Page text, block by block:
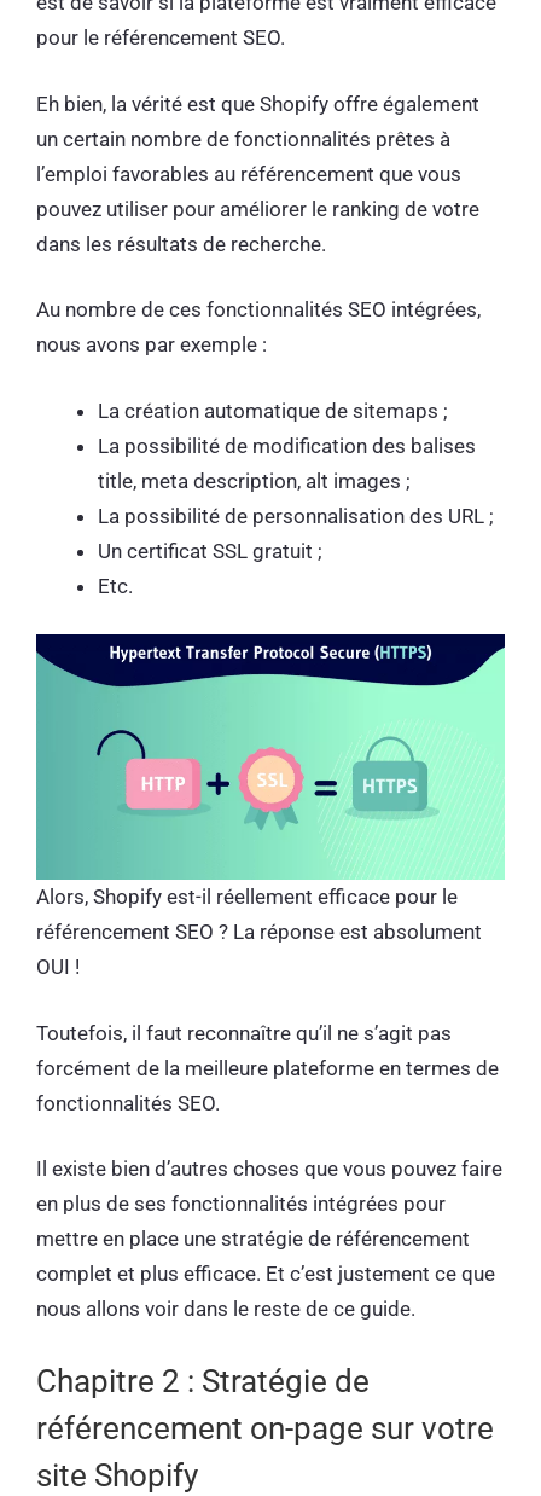
pour le référencement SEO.
Eh bien, la vérité est que Shopify offre également
un certain nombre de fonctionnalités prêtes à
l’emploi favorables au référencement que vous
pouvez utiliser pour améliorer le ranking de votre
dans les résultats de recherche.
Au nombre de ces fonctionnalités SEO intégrées,
nous avons par exemple :
La création automatique de sitemaps ;
La possibilité de modification des balises
title, meta description, alt images ;
La possibilité de personnalisation des URL ;
Un certificat SSL gratuit ;
Etc.
Alors, Shopify est-il réellement efficace pour le
référencement SEO ? La réponse est absolument
OUI !
Toutefois, il faut reconnaître qu’il ne s’agit pas
forcément de la meilleure plateforme en termes de
fonctionnalités SEO.
Il existe bien d’autres choses que vous pouvez faire
en plus de ses fonctionnalités intégrées pour
mettre en place une stratégie de référencement
complet et plus efficace. Et c’est justement ce que
nous allons voir dans le reste de ce guide.
Chapitre 2 : Stratégie de
référencement on-page sur votre
site Shopify